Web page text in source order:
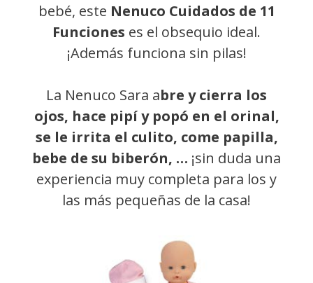
bebé, este Nenuco Cuidados de 11
Funciones es el obsequio ideal.
¡Además funciona sin pilas!
La Nenuco Sara abre y cierra los
ojos, hace pipí y popó en el orinal,
se le irrita el culito, come papilla,
bebe de su biberón, … ¡sin duda una
experiencia muy completa para los y
las más pequeñas de la casa!